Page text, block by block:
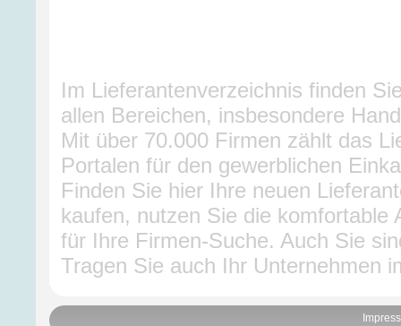
Im Lieferantenverzeichnis finden
allen Bereichen, insbesondere
Mit über 70.000 Firmen zählt das
Portalen für den gewerblichen
Finden Sie hier Ihre neuen
kaufen, nutzen Sie die komfortable
für Ihre Firmen-Suche. Auch Sie
Tragen Sie auch Ihr Unternehmen